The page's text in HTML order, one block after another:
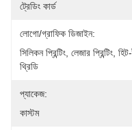
ট্রেডিং কার্ড
লোগো/গ্রাফিক ডিজাইন:
সিলিকন প্রিন্টিং, লেজার প্রিন্টিং,
থ্রিডি
প্যাকেজ:
কাস্টম